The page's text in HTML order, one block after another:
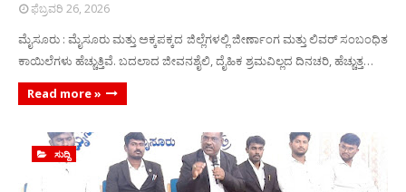
ಫೆಬ್ರವರಿ 26, 2026
ಮೈಸೂರು : ಮೈಸೂರು ಮತ್ತು ಅಕ್ಕಪಕ್ಕದ ಜಿಲ್ಲೆಗಳಲ್ಲಿ ಜೀರ್ಣಾಂಗ ಮತ್ತು ಲಿವರ್ ಸಂಬಂಧಿತ
ಕಾಯಿಲೆಗಳು ಹೆಚ್ಚುತ್ತಿವೆ. ಬದಲಾದ ಜೀವನಶೈಲಿ, ದೈಹಿಕ ಶ್ರಮವಿಲ್ಲದ ದಿನಚರಿ, ಹೆಚ್ಚುತ್ತ…
Read more »
ಸುದ್ದಿ